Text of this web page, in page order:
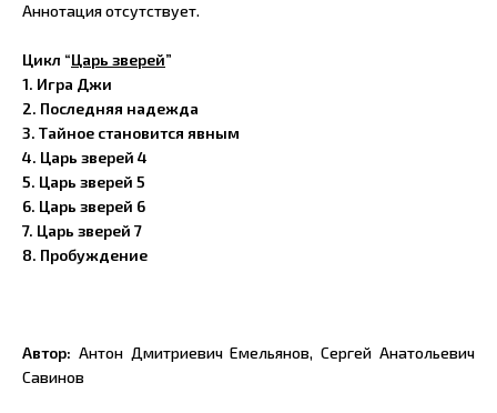
Аннотация отсутствует.
Цикл “Царь зверей”
1. Игра Джи
2. Последняя надежда
3. Тайное становится явным
4. Царь зверей 4
5. Царь зверей 5
6. Царь зверей 6
7. Царь зверей 7
8. Пробуждение
Автор: Антон Дмитриевич Емельянов, Сергей Анатольевич
Савинов